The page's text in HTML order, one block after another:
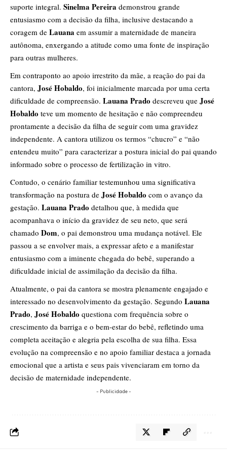
suporte integral. Sinelma Pereira demonstrou grande
entusiasmo com a decisão da filha, inclusive destacando a
coragem de Lauana em assumir a maternidade de maneira
autônoma, enxergando a atitude como uma fonte de inspiração
para outras mulheres.
Em contraponto ao apoio irrestrito da mãe, a reação do pai da
cantora, José Hobaldo, foi inicialmente marcada por uma certa
dificuldade de compreensão. Lauana Prado descreveu que José
Hobaldo teve um momento de hesitação e não compreendeu
prontamente a decisão da filha de seguir com uma gravidez
independente. A cantora utilizou os termos “chucro” e “não
entendeu muito” para caracterizar a postura inicial do pai quando
informado sobre o processo de fertilização in vitro.
Contudo, o cenário familiar testemunhou uma significativa
transformação na postura de José Hobaldo com o avanço da
gestação. Lauana Prado detalhou que, à medida que
acompanhava o início da gravidez de seu neto, que será
chamado Dom, o pai demonstrou uma mudança notável. Ele
passou a se envolver mais, a expressar afeto e a manifestar
entusiasmo com a iminente chegada do bebê, superando a
dificuldade inicial de assimilação da decisão da filha.
Atualmente, o pai da cantora se mostra plenamente engajado e
interessado no desenvolvimento da gestação. Segundo Lauana
Prado, José Hobaldo questiona com frequência sobre o
crescimento da barriga e o bem-estar do bebê, refletindo uma
completa aceitação e alegria pela escolha de sua filha. Essa
evolução na compreensão e no apoio familiar destaca a jornada
emocional que a artista e seus pais vivenciaram em torno da
decisão de maternidade independente.
- Publicidade -